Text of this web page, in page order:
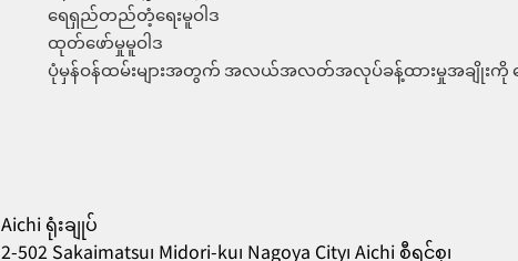
ရေရှည်တည်တံ့ရေးမူဝါဒ
ထုတ်ဖော်မှုမူဝါဒ
ပုံမှန်ဝန်ထမ်းများအတွက် အလယ်အလတ်အလုပ်ခန့်ထားမှုအချိုးကို ကြေ
Aichi ရုံးချုပ်
2-502 Sakaimatsu၊ Midori-ku၊ Nagoya City၊ Aichi စီရင်စု၊